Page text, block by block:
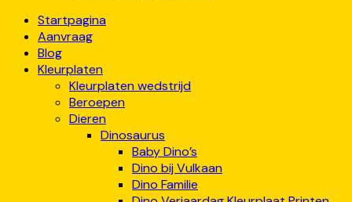
Startpagina
Aanvraag
Blog
Kleurplaten
Kleurplaten wedstrijd
Beroepen
Dieren
Dinosaurus
Baby Dino’s
Dino bij Vulkaan
Dino Familie